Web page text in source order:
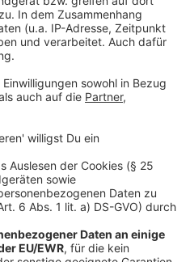
So muss ich mir dann zum
keine Gedanken mehr
die alte Bürste gegen
Abos häufig nicht
es dann wieder viel. Und
Sachen wird es
behalten, meint Hermann-
Streamingdiensten. Viel